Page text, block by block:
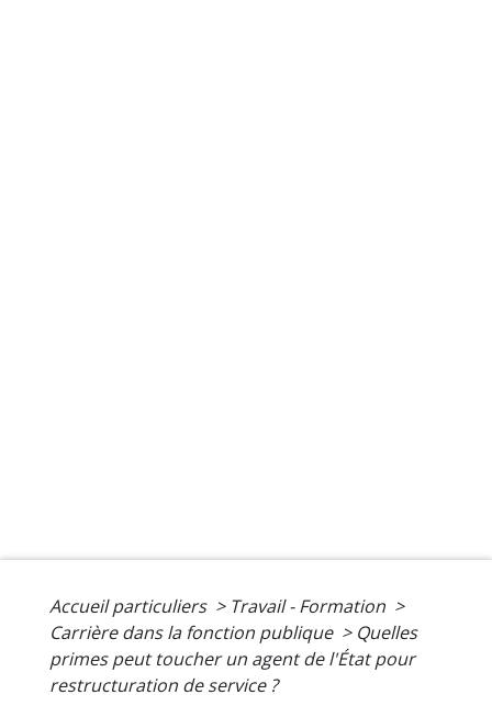
Accueil particuliers > Travail - Formation >
Carrière dans la fonction publique > Quelles
primes peut toucher un agent de l'État pour
restructuration de service ?